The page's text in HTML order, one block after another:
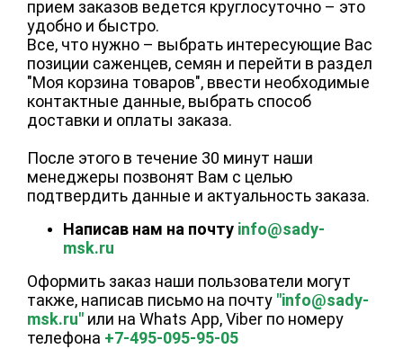
прием заказов ведется круглосуточно – это
удобно и быстро.
Все, что нужно – выбрать интересующие Вас
позиции саженцев, семян и перейти в раздел
"Моя корзина товаров", ввести необходимые
контактные данные, выбрать способ
доставки и оплаты заказа.
После этого в течение 30 минут наши
менеджеры позвонят Вам с целью
подтвердить данные и актуальность заказа.
Написав нам на почту info@sady-
msk.ru
Оформить заказ наши пользователи могут
также, написав письмо на почту "info@sady-
msk.ru" или на Whats App, Viber по номеру
телефона +7-495-095-95-05